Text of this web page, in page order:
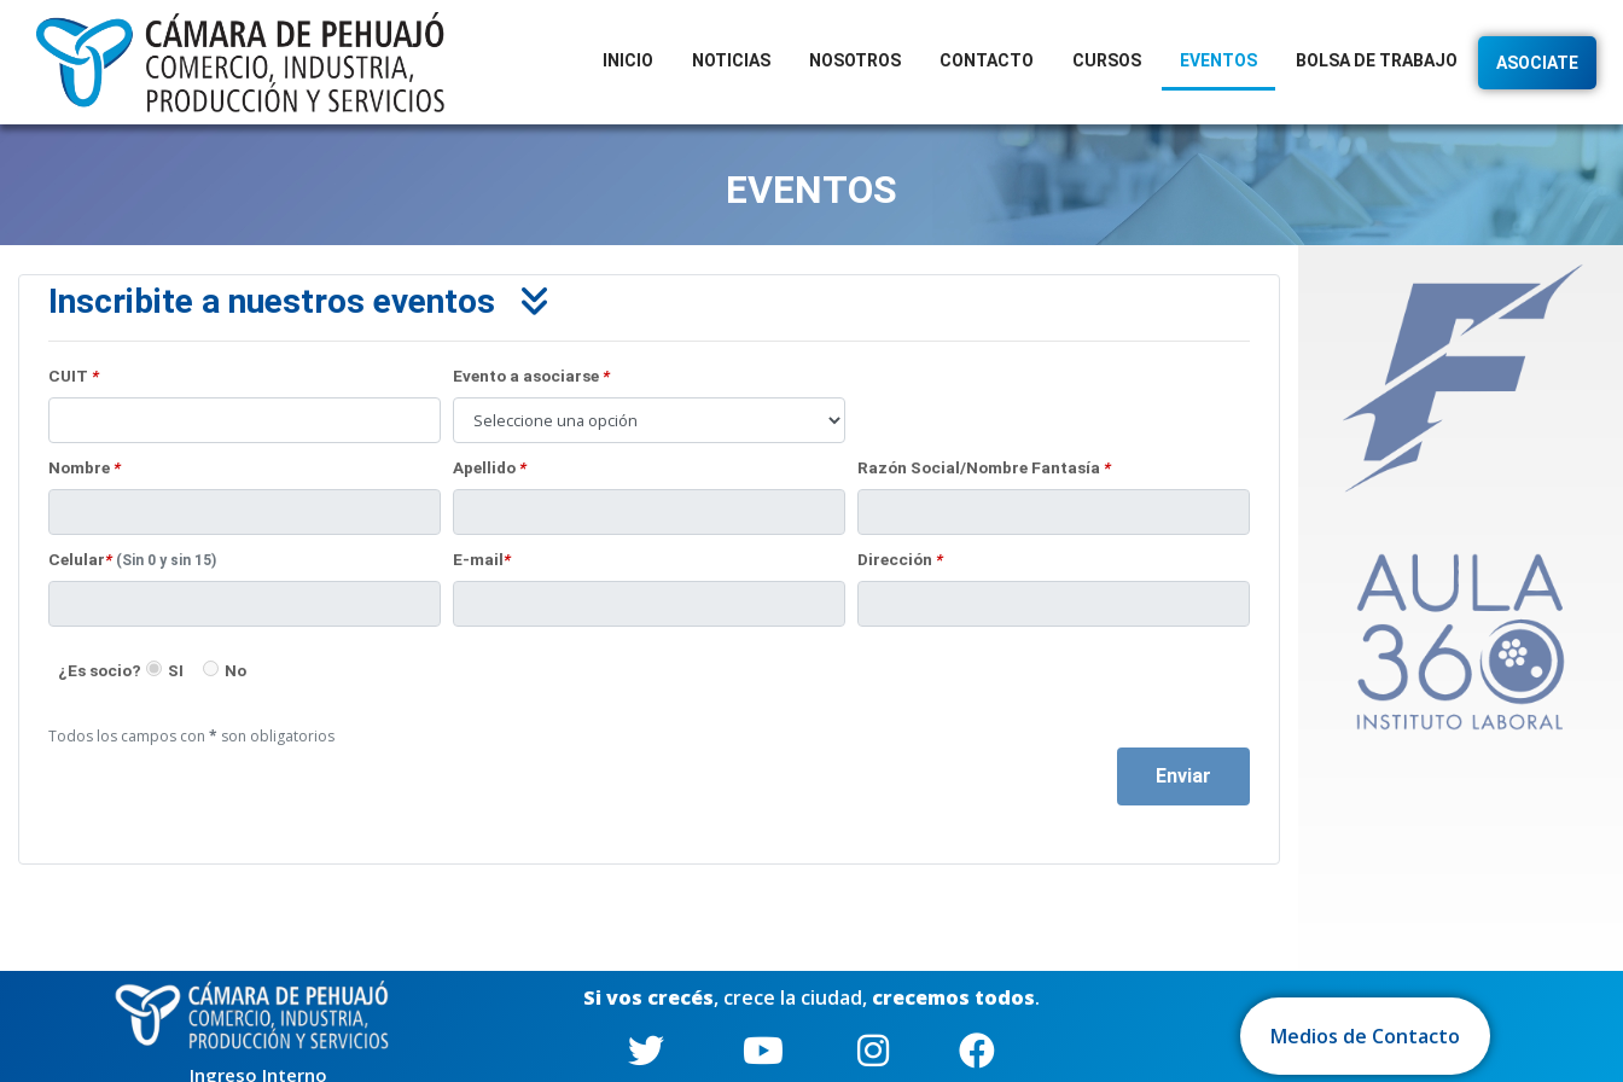
INICIO NOTICIAS NOSOTROS CONTACTO CURSOS EVENTOS BOLSA DE TRABAJO ASOCIATE
EVENTOS
Inscribite a nuestros eventos
CUIT * Evento a asociarse*
Nombre* Apellido* Razón Social/Nombre Fantasía*
Celular* (Sin 0 y sin 15) E-mail* Dirección*
¿Es socio? SI No
Todos los campos con * son obligatorios
Enviar
Ingreso Interno
Si vos crecés, crece la ciudad, crecemos todos.
Medios de Contacto